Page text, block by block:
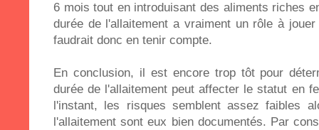
6 mois tout en introduisant des aliments riches
durée de l'allaitement a vraiment un rôle à
faudrait donc en tenir compte.
En conclusion, il est encore trop tôt pour
durée de l'allaitement peut affecter le statut en
l'instant, les risques semblent assez faibles
l'allaitement sont eux bien documentés. Par